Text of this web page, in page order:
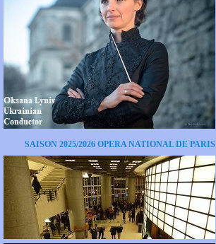
SAISON 2025/2026 OPERA NATIONAL DE PARIS